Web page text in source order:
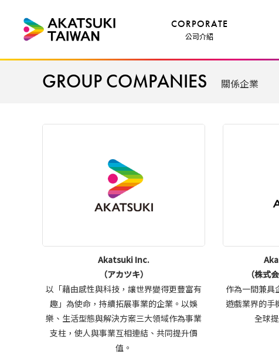
CORPORATE
公司介紹
GROUP COMPANIES 關係企業
Akatsuki Inc.
（アカツキ）
以「藉由感性與科技，讓世界變得更豐富有
趣」為使命，持續拓展事業的企業。以娛
樂、生活型態與解決方案三大領域作為事業
支柱，使人與事業互相連結、共同提升價
值。
（株式
作為一間兼具
遊戲業界的手
全球